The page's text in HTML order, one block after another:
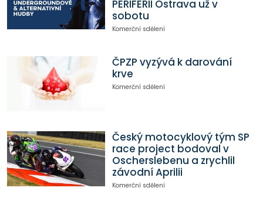
PERIFERII Ostrava už v
sobotu
Komerční sdělení
ČPZP vyzývá k darování
krve
Komerční sdělení
Český motocyklový tým SP
race project bodoval v
Oscherslebenu a zrychlil
závodní Aprilii
Komerční sdělení